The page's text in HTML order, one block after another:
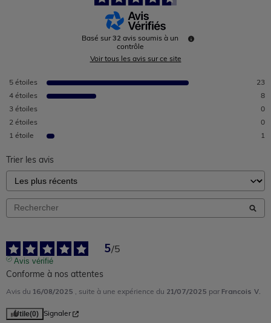
Basé sur32 avis soumis à un
contrôle
Voir tous les avis sur ce site
5 étoiles
23
4 étoiles
8
3 étoiles
0
2 étoiles
0
1 étoile 1
Trier les avis
5/5
Avis vérifié
Conforme à nos attentes
Avis du 16/08/2025 , suite à une expérience du 21/07/2025 par Francois V.
Utile(0) Signaler